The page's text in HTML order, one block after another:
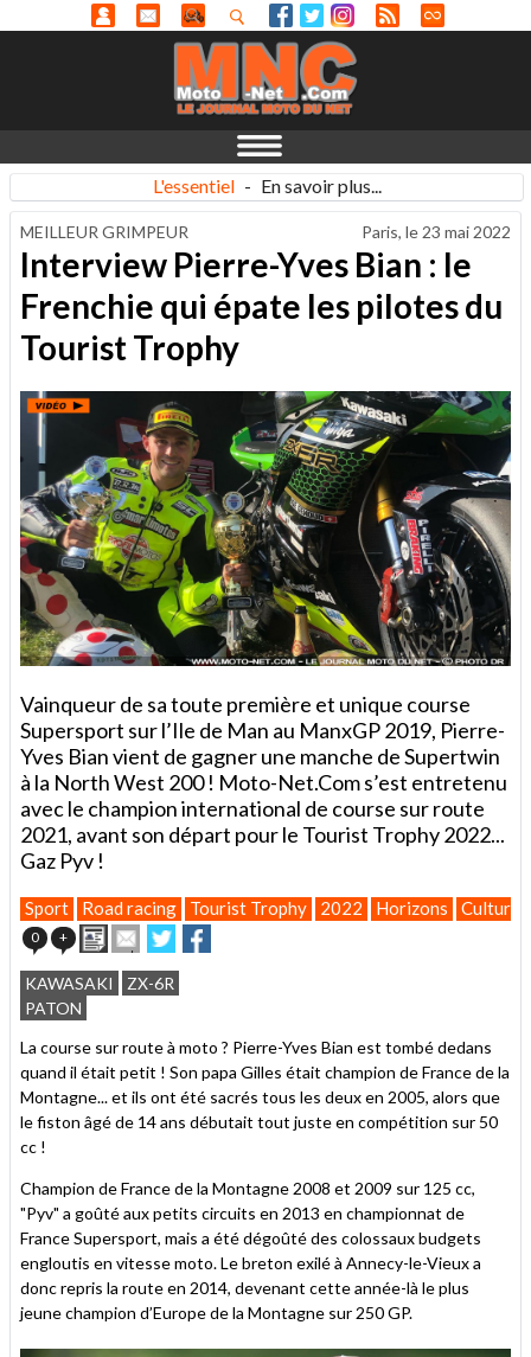
L'essentiel - En savoir plus...
MEILLEUR GRIMPEUR Paris, le 23 mai 2022
Interview Pierre-Yves Bian : le
Frenchie qui épate les pilotes du
Tourist Trophy
Vainqueur de sa toute première et unique course
Supersport sur l’Ile de Man au ManxGP 2019, Pierre-
Yves Bian vient de gagner une manche de Supertwin
à la North West 200 ! Moto-Net.Com s’est entretenu
avec le champion international de course sur route
2021, avant son départ pour le Tourist Trophy 2022...
Gaz Pyv !
Sport Road racing Tourist Trophy 2022 Horizons Culture
0 + ImprimerEnvoyer
cet
article
à
Partager
sur
Twitter
sur
KAWASAKI
ZX-6R
PATON
La course sur route à moto ? Pierre-Yves Bian est tombé dedans
quand il était petit ! Son papa Gilles était champion de France de la
Montagne... et ils ont été sacrés tous les deux en 2005, alors que
le fiston âgé de 14 ans débutait tout juste en compétition sur 50
cc !
Champion de France de la Montagne 2008 et 2009 sur 125 cc,
"Pyv" a goûté aux petits circuits en 2013 en championnat de
France Supersport, mais a été dégoûté des colossaux budgets
engloutis en vitesse moto. Le breton exilé à Annecy-le-Vieux a
donc repris la route en 2014, devenant cette année-là le plus
jeune champion d’Europe de la Montagne sur 250 GP.